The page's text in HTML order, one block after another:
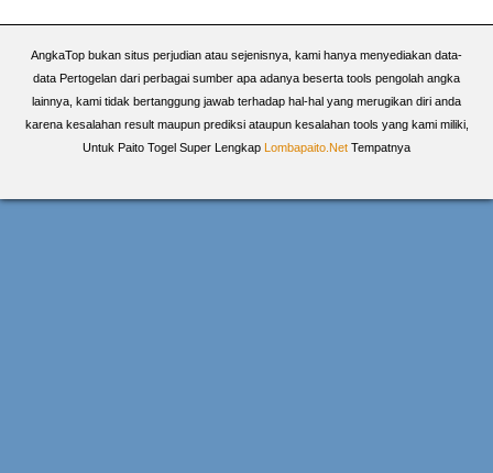
AngkaTop bukan situs perjudian atau sejenisnya, kami hanya menyediakan data-
data Pertogelan dari perbagai sumber apa adanya beserta tools pengolah angka
lainnya, kami tidak bertanggung jawab terhadap hal-hal yang merugikan diri anda
karena kesalahan result maupun prediksi ataupun kesalahan tools yang kami miliki,
Untuk Paito Togel Super Lengkap Lombapaito.Net Tempatnya